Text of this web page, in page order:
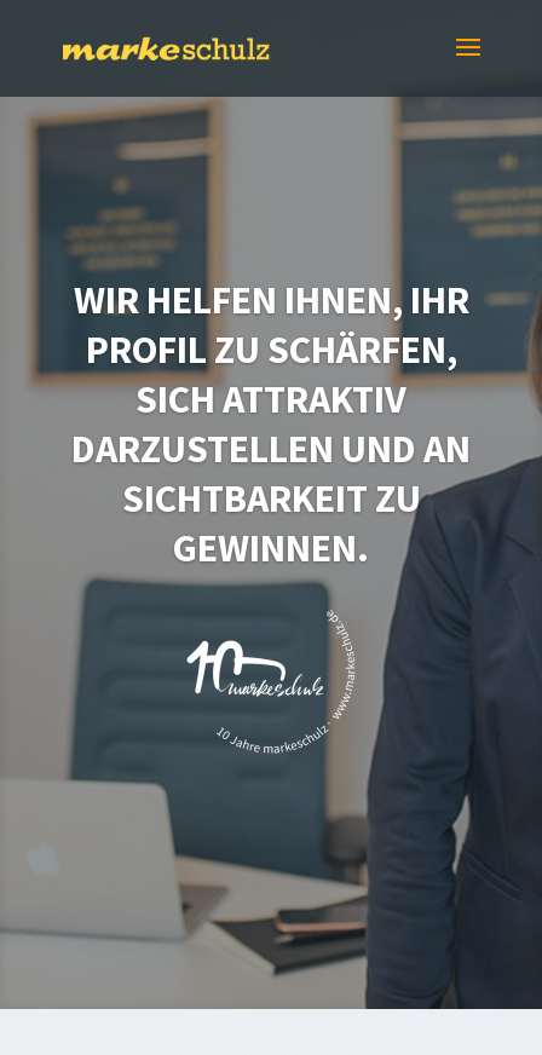
WIR HELFEN IHNEN, IHR
PROFIL ZU SCHÄRFEN,
SICH ATTRAKTIV
DARZUSTELLEN UND AN
SICHTBARKEIT ZU
GEWINNEN.